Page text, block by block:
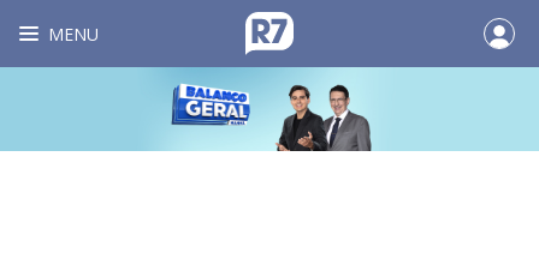
MENU